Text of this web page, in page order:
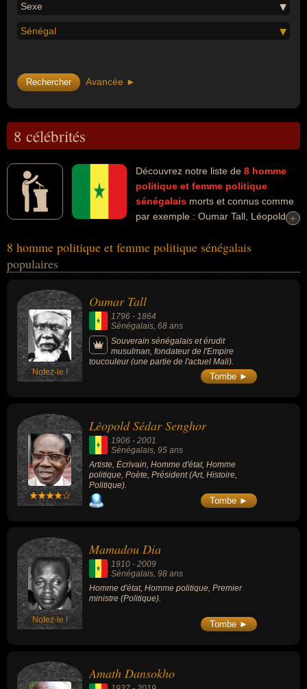
Sexe
Sénégal
Avancée ►
8 célébrités
Découvrez notre liste de 8 homme
politique et femme politique
sénégalais morts et connus comme
par exemple : Oumar Tall, Léopold
Mountaga Diallo, Ousmane Tanor Dieng, Pape Diouf... Ces
personnalités peuvent avoir des liens variés dans les domaines de
de la politique de gauche, du business, du football, du journalisme,
du journalisme sportif, du sport ou du sport collectif. Ces célébrités
peuvent également avoir été croyant, empereur, homme d'état,
artiste, écrivain, poète, président, premier ministre, député, maire,
ministre, ministre d'État, syndicaliste, ambassadeur, diplomate,
général, militaire, président d'un parti politique, socialiste, dirigeant
de football, dirigeant sportif, homme d'affaire, imprésario,
nationalités au moment de leurs morts, ils peuvent avoir été
francais par exemple.
+
+
8 homme politique et femme politique sénégalais
populaires
Notez-le !
Oumar Tall
1796 - 1864
Sénégalais, 68 ans
Souverain sénégalais et érudit
musulman, fondateur de l'Empire
toucouleur (une partie de l'actuel Mali).
Tombe ►
Léopold Sédar Senghor
1906 - 2001
Sénégalais , 95 ans
Artiste, Écrivain, Homme d'état, Homme
politique, Poète, Président (Art, Histoire,
Politique).
Tombe ►
Notez-le !
Mamadou Dia
1910 - 2009
Sénégalais, 98 ans
Homme d'état, Homme politique, Premier
ministre (Politique).
Tombe ►
Amath Dansokho